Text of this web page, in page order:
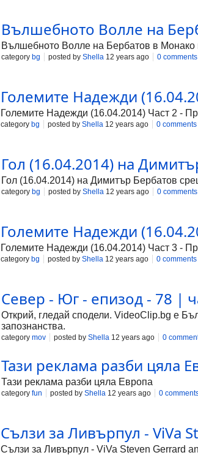
Вълшебното Волле на
Вълшебното Волле на Бербатов в Монако
category bg posted by Shella 12 years ago 0 comments
Големите Надежди
Големите Надежди (16.04.2014) Част 2 -
category bg posted by Shella 12 years ago 0 comments
Гол (16.04.2014) на
Гол (16.04.2014) на Димитър Бербатов
category bg posted by Shella 12 years ago 0 comments
Големите Надежди
Големите Надежди (16.04.2014) Част 3 -
category bg posted by Shella 12 years ago 0 comments
Север - Юг - епизод - 78 |
Открий, гледай сподели. VideoClip.bg е
запознанства.
category mov posted by Shella 12 years ago 0
Тази реклама разби цяла
Тази реклама разби цяла Европа
category fun posted by Shella 12 years ago 0
Сълзи за Ливърпул - ViVa
Сълзи за Ливърпул - ViVa Steven Gerrard